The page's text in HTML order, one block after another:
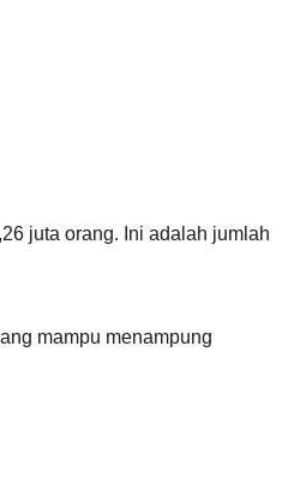
juta orang. Ini adalah jumlah
mampu menampung